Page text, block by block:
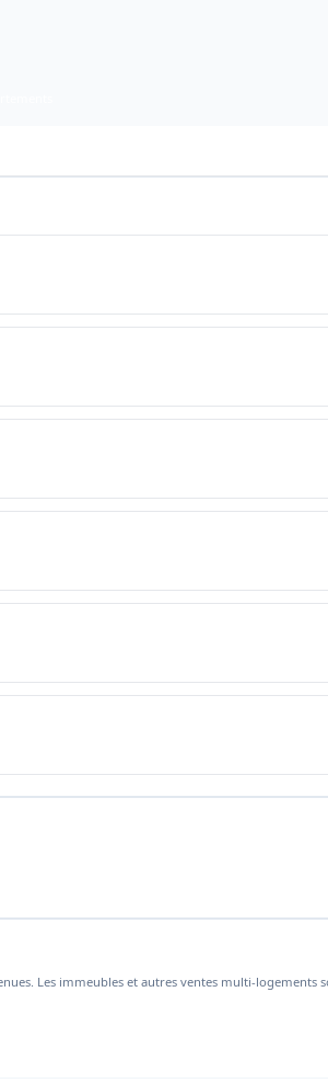
Les immeubles et autres ventes multi-logements